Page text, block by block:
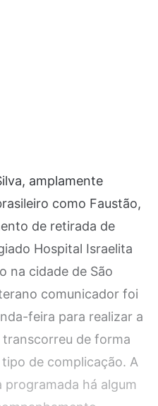
amplamente
como Faustão,
de retirada de
Hospital Israelita
na cidade de São
comunicador foi
feira para realizar a
de forma
de complicação. A
há algum